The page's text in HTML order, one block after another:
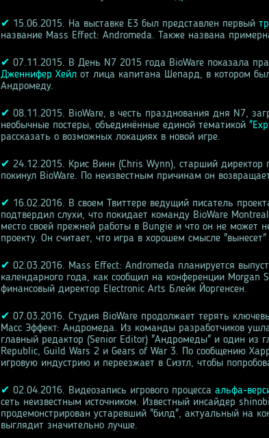
✔ 15.06.2015. На выставке E3 был представлен первый
название Mass Effect: Andromeda. Также названа
✔ 07.11.2015. В День N7 2015 года BioWare показала
Дженнифер Хейл от лица капитана Шепард, в котором
Андромеду.
✔ 08.11.2015. BioWare, в честь празднования дня N7,
необычные постеры, объединённые единой тематикой
рассказать о возможных локациях в новой игре.
✔ 24.12.2015. Крис Винн (Chris Wynn), старший директор
покинул BioWare. По неизвестным причинам он
✔ 16.02.2016. В своем Твиттере ведущий писатель
подтвердил слухи, что покидает команду BioWare
место своей прежней работы в Bungie и что он не может
проекту. Он считает, что игра в хорошем смысле "вынесет"
✔ 02.03.2016. Mass Effect: Andromeda планируется
календарного года, как сообщил на конференции Morgan
финансовый директор Electronic Arts Блейк Йоргенсен.
✔ 07.03.2016. Студия BioWare продолжает терять
Масс Эффект: Андромеда. Из команды разработчиков
главный редактор (Senior Editor) "Андромеды" и один из
Republic, Guild Wars 2 и Gears of War 3. По сообщению
игровую индустрию и переезжает в Сиэтл, чтобы
✔ 02.04.2016. Видеозапись игрового процесса альфа-
сеть неизвестным источником. Известный инсайдер
продемонстрирован устаревший "билд", актуальный на
выглядит значительно лучше.